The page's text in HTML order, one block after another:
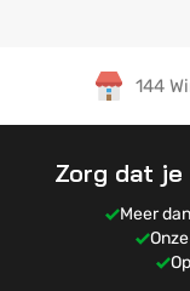
144
Zorg dat
Meer